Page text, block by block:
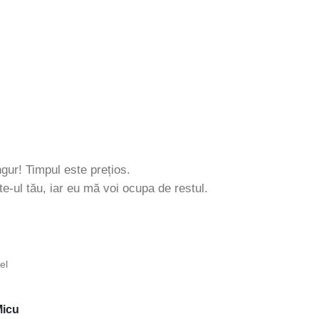
Timpul este prețios.
ul tău, iar eu mă voi ocupa de restul.